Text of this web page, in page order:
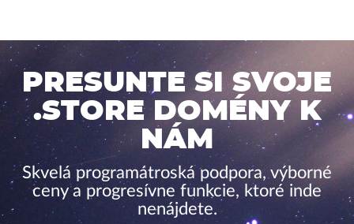
PRESUNTE SI SVOJE
.STORE DOMÉNY K
NÁM
Skvelá programátroská podpora, výborné
ceny a progresívne funkcie, ktoré inde
nenájdete.